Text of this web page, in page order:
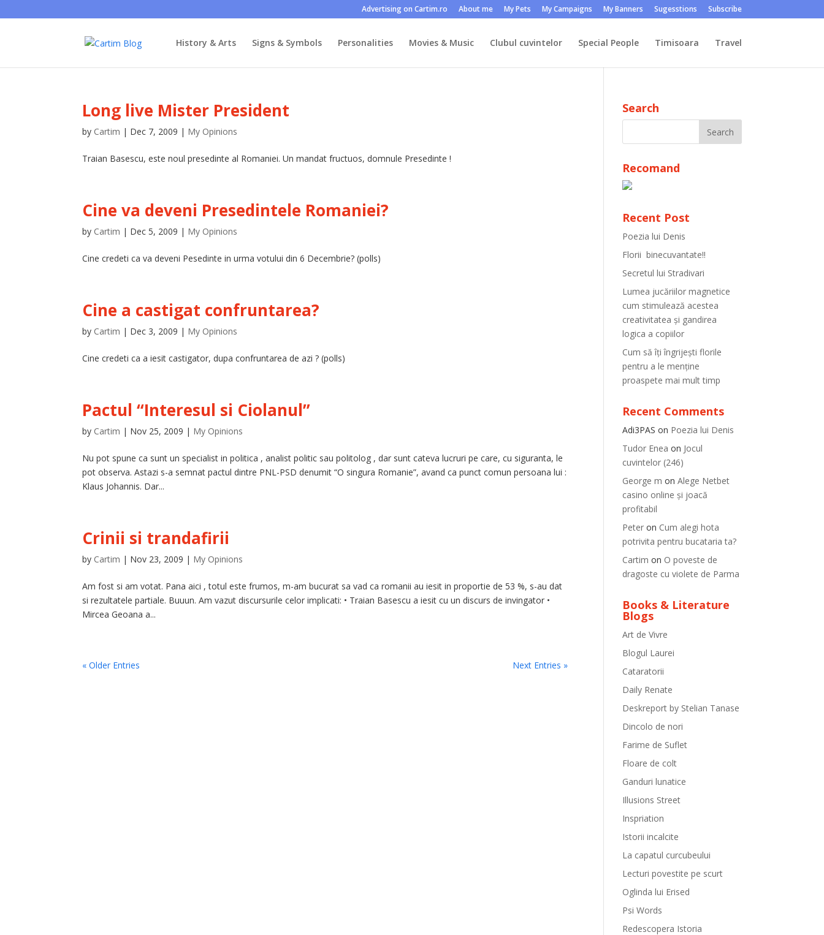
Advertising on Cartim.ro About me My Pets My Campaigns My Banners Sugesstions Subscribe
History & Arts Signs & Symbols Personalities Movies & Music Clubul cuvintelor Special People Timisoara Travel
Long live Mister President
by Cartim | Dec 7, 2009 | My Opinions
Traian Basescu, este noul presedinte al Romaniei. Un mandat fructuos, domnule Presedinte !
Cine va deveni Presedintele Romaniei?
by Cartim | Dec 5, 2009 | My Opinions
Cine credeti ca va deveni Pesedinte in urma votului din 6 Decembrie? (polls)
Cine a castigat confruntarea?
by Cartim | Dec 3, 2009 | My Opinions
Cine credeti ca a iesit castigator, dupa confruntarea de azi ? (polls)
Pactul “Interesul si Ciolanul”
by Cartim | Nov 25, 2009 | My Opinions
Nu pot spune ca sunt un specialist in politica , analist politic sau politolog , dar sunt cateva lucruri pe care, cu siguranta, le
pot observa. Astazi s-a semnat pactul dintre PNL-PSD denumit “O singura Romanie”, avand ca punct comun persoana lui :
Klaus Johannis. Dar...
Crinii si trandafirii
by Cartim | Nov 23, 2009 | My Opinions
Am fost si am votat. Pana aici , totul este frumos, m-am bucurat sa vad ca romanii au iesit in proportie de 53 %, s-au dat
si rezultatele partiale. Buuun. Am vazut discursurile celor implicati: • Traian Basescu a iesit cu un discurs de invingator •
Mircea Geoana a...
« Older Entries Next Entries »
Search
Recomand
Recent Post
Poezia lui Denis
Florii binecuvantate!!
Secretul lui Stradivari
Lumea jucăriilor magnetice
cum stimulează acestea
creativitatea și gandirea
logica a copiilor
Cum să îți îngrijești florile
pentru a le menține
proaspete mai mult timp
Recent Comments
Adi3PAS on Poezia lui Denis
Tudor Enea on Jocul
cuvintelor (246)
George m onAlege Netbet
casino online și joacă
profitabil
Peter on Cum alegi hota
potrivita pentru bucataria ta?
Cartim on O poveste de
dragoste cu violete de Parma
Books & Literature
Blogs
Art de Vivre
Blogul Laurei
Cataratorii
Daily Renate
Deskreport by Stelian Tanase
Dincolo de nori
Farime de Suflet
Floare de colt
Ganduri lunatice
Illusions Street
Inspriation
Istorii incalcite
La capatul curcubeului
Lecturi povestite pe scurt
Oglinda lui Erised
Psi Words
Redescopera Istoria